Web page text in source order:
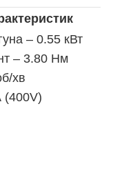
– 0.55 кВт
– 3.80 Нм
хв
(400V)